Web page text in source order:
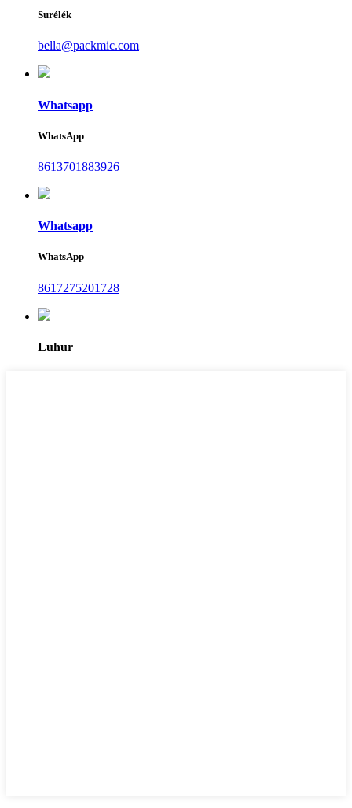
Surélék
bella@packmic.com
Whatsapp
WhatsApp
8613701883926
Whatsapp
WhatsApp
8617275201728
Luhur